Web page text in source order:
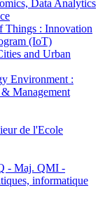
Data Analytics
Things : Innovation
(IoT)
and Urban
Environment :
Management
de l'Ecole
- Maj. QMI -
informatique